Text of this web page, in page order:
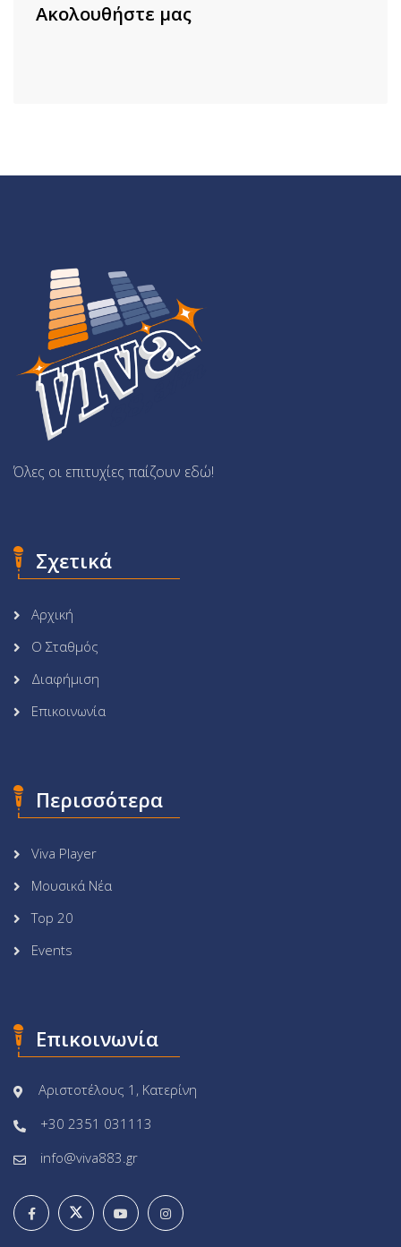
Ακολουθήστε μας
Όλες οι επιτυχίες παίζουν εδώ!
Σχετικά
Αρχική
Ο Σταθμός
Διαφήμιση
Επικοινωνία
Περισσότερα
Viva Player
Μουσικά Νέα
Top 20
Events
Επικοινωνία
Αριστοτέλους 1, Κατερίνη
+30 2351 031113
info@viva883.gr